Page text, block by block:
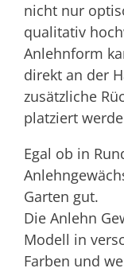
nicht nur
qualitativ
Anlehnform
direkt an der
zusätzliche
platziert
Egal ob in
Garten gut.
Die Anlehn
Modell in
Farben und